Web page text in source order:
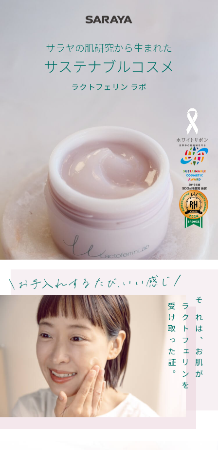
サラヤの肌研究から生まれた
サステナブルコスメ
ラクトフェリン ラボ
それは、お肌が
ラクトフェリンを
受け取った証。